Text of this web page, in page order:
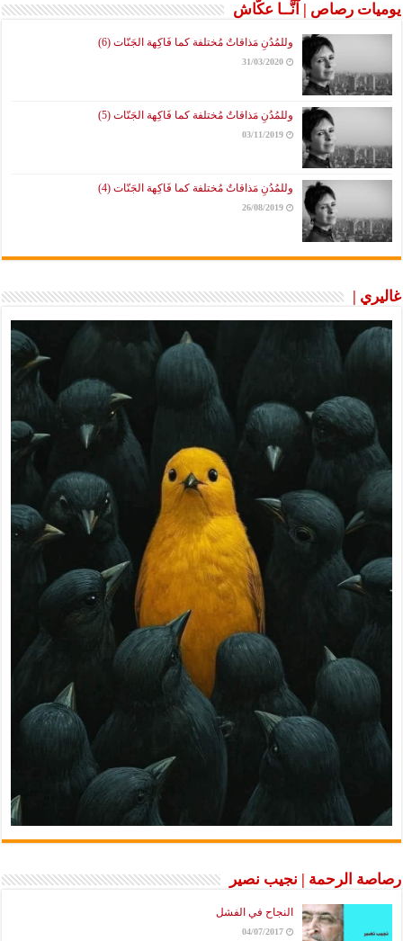
يوميات رصاص | آنَّــا عكَّاش
وللمُدُنِ مَذاقاتٌ مُختلفة كما فَاكِهة الجَنّات (6)
31/03/2020
وللمُدُنِ مَذاقاتٌ مُختلفة كما فَاكِهة الجَنّات (5)
03/11/2019
وللمُدُنِ مَذاقاتٌ مُختلفة كما فَاكِهة الجَنّات (4)
26/08/2019
غاليري |
رصاصة الرحمة | نجيب نصير
النجاح في الفشل
04/07/2017